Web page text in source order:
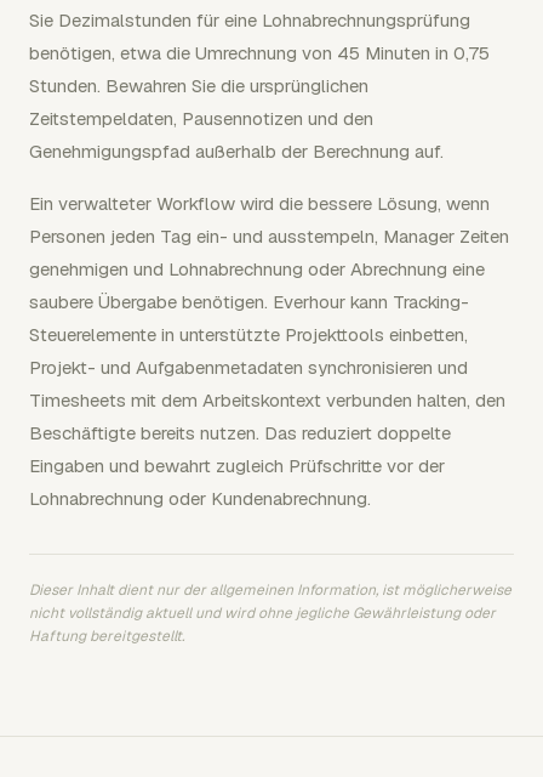
Sie Dezimalstunden für eine Lohnabrechnungsprüfung
benötigen, etwa die Umrechnung von 45 Minuten in 0,75
Stunden. Bewahren Sie die ursprünglichen
Zeitstempeldaten, Pausennotizen und den
Genehmigungspfad außerhalb der Berechnung auf.
Ein verwalteter Workflow wird die bessere Lösung, wenn
Personen jeden Tag ein- und ausstempeln, Manager Zeiten
genehmigen und Lohnabrechnung oder Abrechnung eine
saubere Übergabe benötigen. Everhour kann Tracking-
Steuerelemente in unterstützte Projekttools einbetten,
Projekt- und Aufgabenmetadaten synchronisieren und
Timesheets mit dem Arbeitskontext verbunden halten, den
Beschäftigte bereits nutzen. Das reduziert doppelte
Eingaben und bewahrt zugleich Prüfschritte vor der
Lohnabrechnung oder Kundenabrechnung.
Dieser Inhalt dient nur der allgemeinen Information, ist möglicherweise
nicht vollständig aktuell und wird ohne jegliche Gewährleistung oder
Haftung bereitgestellt.